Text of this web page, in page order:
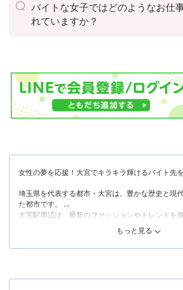
バイトな女子ではどのようなお仕
れていますか？
女性の夢を応援！大宮でキラキラ輝けるバイト先
埼玉県を代表する都市・大宮は、豊かな歴史と現
た都市です。
大宮駅周辺は、最新のファッションやトレンドを
美容院やカフェ、レストラン、アパレルなど女性
が豊富にあり、バイトを通じて人との出会いや、
例えば美容系のバイトなら、最新の美容技術やト
もっと見る